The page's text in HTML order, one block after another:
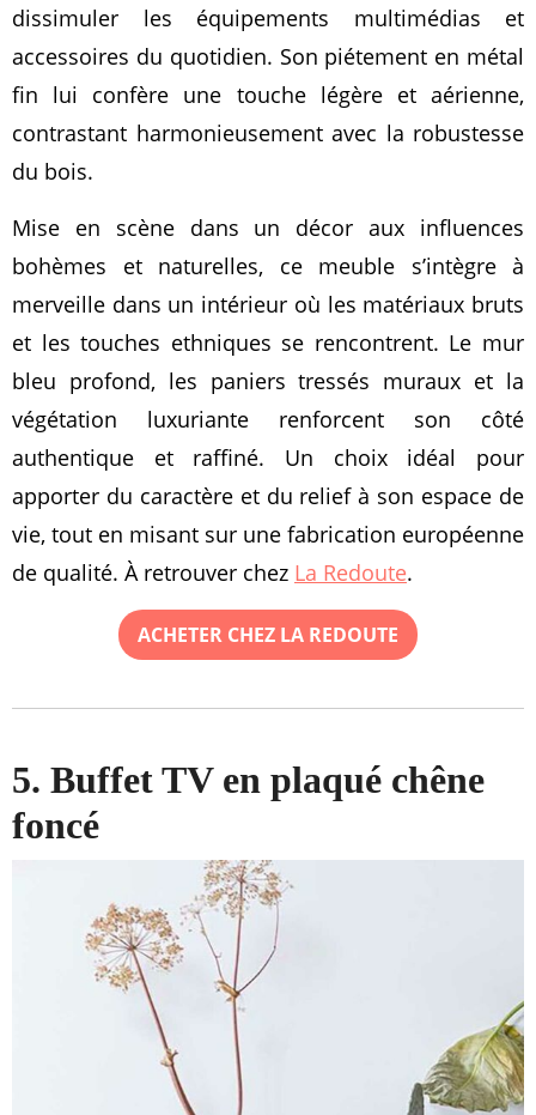
dissimuler les équipements multimédias et
accessoires du quotidien. Son piétement en métal
fin lui confère une touche légère et aérienne,
contrastant harmonieusement avec la robustesse
du bois.
Mise en scène dans un décor aux influences
bohèmes et naturelles, ce meuble s’intègre à
merveille dans un intérieur où les matériaux bruts
et les touches ethniques se rencontrent. Le mur
bleu profond, les paniers tressés muraux et la
végétation luxuriante renforcent son côté
authentique et raffiné. Un choix idéal pour
apporter du caractère et du relief à son espace de
vie, tout en misant sur une fabrication européenne
de qualité. À retrouver chez La Redoute.
ACHETER CHEZ LA REDOUTE
5. Buffet TV en plaqué chêne
foncé